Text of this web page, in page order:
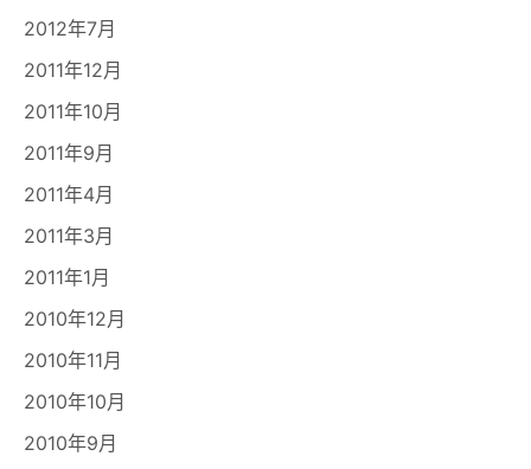
2012年7月
2011年12月
2011年10月
2011年9月
2011年4月
2011年3月
2011年1月
2010年12月
2010年11月
2010年10月
2010年9月